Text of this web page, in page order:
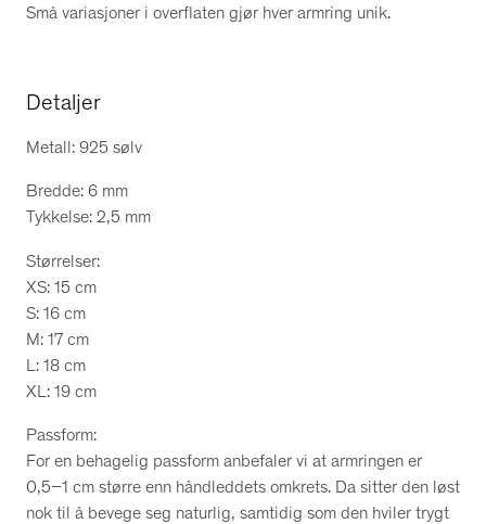
Små variasjoner i overflaten gjør hver armring unik.
Detaljer
Metall: 925 sølv
Bredde: 6 mm
Tykkelse: 2,5 mm
Størrelser:
XS: 15 cm
S: 16 cm
M: 17 cm
L: 18 cm
XL: 19 cm
Passform:
For en behagelig passform anbefaler vi at armringen er
0,5–1 cm større enn håndleddets omkrets. Da sitter den løst
nok til å bevege seg naturlig, samtidig som den hviler trygt